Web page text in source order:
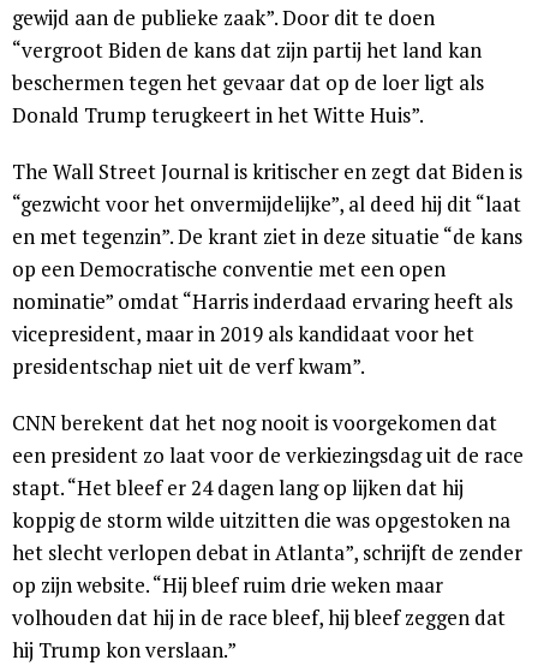
gewijd aan de publieke zaak”. Door dit te doen
“vergroot Biden de kans dat zijn partij het land kan
beschermen tegen het gevaar dat op de loer ligt als
Donald Trump terugkeert in het Witte Huis”.
The Wall Street Journal is kritischer en zegt dat Biden is
“gezwicht voor het onvermijdelijke”, al deed hij dit “laat
en met tegenzin”. De krant ziet in deze situatie “de kans
op een Democratische conventie met een open
nominatie” omdat “Harris inderdaad ervaring heeft als
vicepresident, maar in 2019 als kandidaat voor het
presidentschap niet uit de verf kwam”.
CNN berekent dat het nog nooit is voorgekomen dat
een president zo laat voor de verkiezingsdag uit de race
stapt. “Het bleef er 24 dagen lang op lijken dat hij
koppig de storm wilde uitzitten die was opgestoken na
het slecht verlopen debat in Atlanta”, schrijft de zender
op zijn website. “Hij bleef ruim drie weken maar
volhouden dat hij in de race bleef, hij bleef zeggen dat
hij Trump kon verslaan.”